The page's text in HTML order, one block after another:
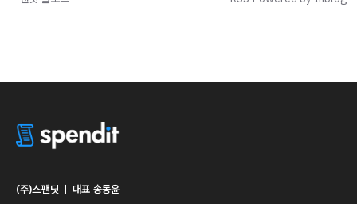
(주)스팬딧 ㅣ대표 송동윤